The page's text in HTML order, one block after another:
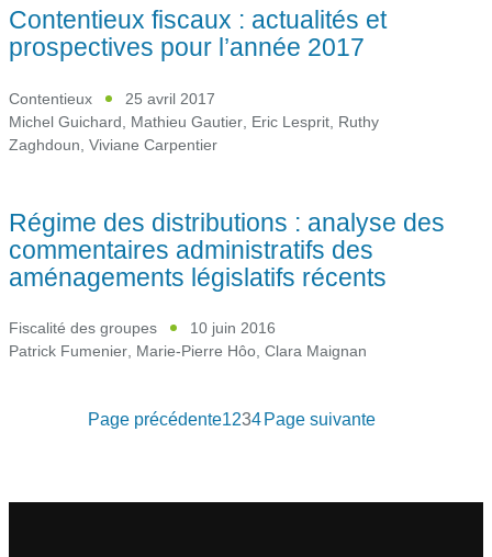
Contentieux fiscaux : actualités et
prospectives pour l’année 2017
Contentieux
25 avril 2017
Michel Guichard Mathieu Gautier Eric Lesprit Ruthy
Zaghdoun Viviane Carpentier
Régime des distributions : analyse des
commentaires administratifs des
aménagements législatifs récents
Fiscalité des groupes
10 juin 2016
Patrick Fumenier, Marie-Pierre Hôo, Clara Maignan
Page précédente1234Page suivante